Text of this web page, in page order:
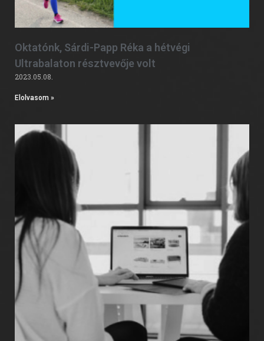
Oktatónk, Sárdi-Papp Réka a hétvégi
Ultrabalaton résztvevője volt
2023.05.08.
Elolvasom »